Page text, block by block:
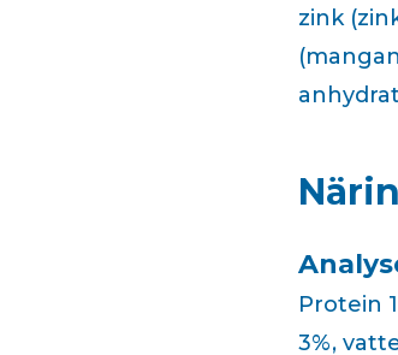
zink
Protein
3%,